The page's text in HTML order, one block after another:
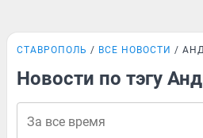
СТАВРОПОЛЬ ВСЕ НОВОСТИ
Новости по тэгу